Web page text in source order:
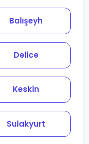
Balışeyh
Delice
Keskin
Sulakyurt